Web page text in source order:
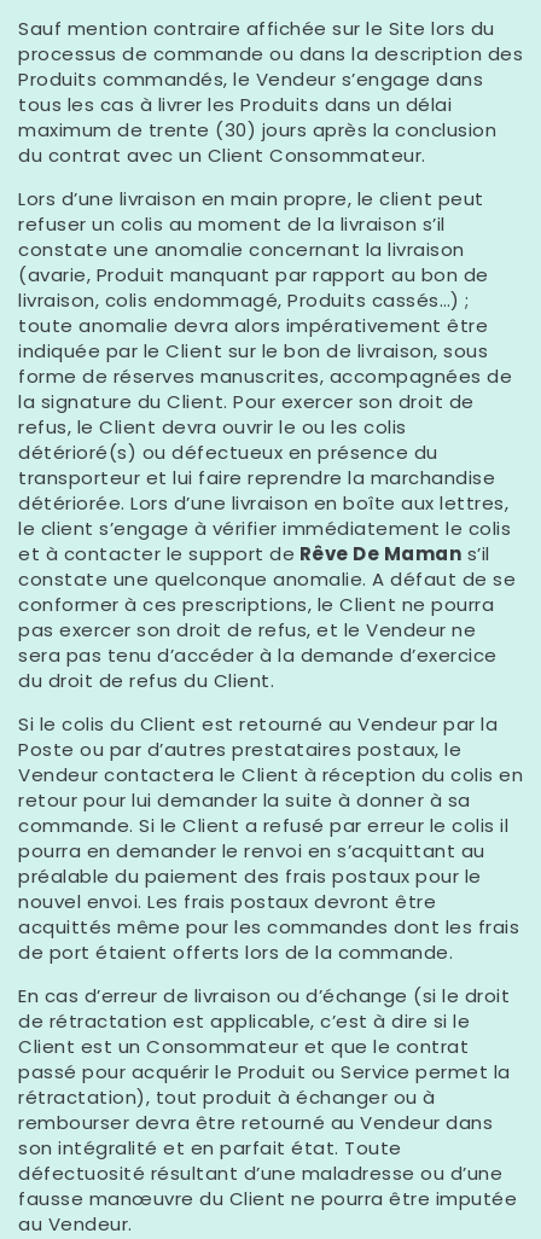
Sauf mention contraire affichée sur le Site lors du
processus de commande ou dans la description des
Produits commandés, le Vendeur s’engage dans
tous les cas à livrer les Produits dans un délai
maximum de trente (30) jours après la conclusion
du contrat avec un Client Consommateur.
Lors d’une livraison en main propre, le client peut
refuser un colis au moment de la livraison s’il
constate une anomalie concernant la livraison
(avarie, Produit manquant par rapport au bon de
livraison, colis endommagé, Produits cassés…) ;
toute anomalie devra alors impérativement être
indiquée par le Client sur le bon de livraison, sous
forme de réserves manuscrites, accompagnées de
la signature du Client. Pour exercer son droit de
refus, le Client devra ouvrir le ou les colis
détérioré(s) ou défectueux en présence du
transporteur et lui faire reprendre la marchandise
détériorée. Lors d’une livraison en boîte aux lettres,
le client s’engage à vérifier immédiatement le colis
et à contacter le support de Rêve De Maman s’il
constate une quelconque anomalie. A défaut de se
conformer à ces prescriptions, le Client ne pourra
pas exercer son droit de refus, et le Vendeur ne
sera pas tenu d’accéder à la demande d’exercice
du droit de refus du Client.
Si le colis du Client est retourné au Vendeur par la
Poste ou par d’autres prestataires postaux, le
Vendeur contactera le Client à réception du colis en
retour pour lui demander la suite à donner à sa
commande. Si le Client a refusé par erreur le colis il
pourra en demander le renvoi en s’acquittant au
préalable du paiement des frais postaux pour le
nouvel envoi. Les frais postaux devront être
acquittés même pour les commandes dont les frais
de port étaient offerts lors de la commande.
En cas d’erreur de livraison ou d’échange (si le droit
de rétractation est applicable, c’est à dire si le
Client est un Consommateur et que le contrat
passé pour acquérir le Produit ou Service permet la
rétractation), tout produit à échanger ou à
rembourser devra être retourné au Vendeur dans
son intégralité et en parfait état. Toute
défectuosité résultant d’une maladresse ou d’une
fausse manœuvre du Client ne pourra être imputée
au Vendeur.